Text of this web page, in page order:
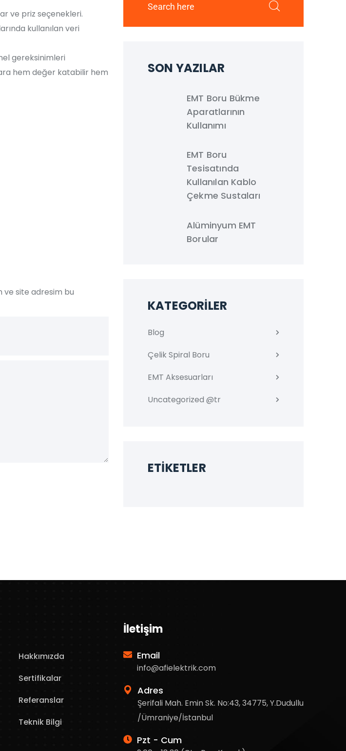
ve priz seçenekleri.
kullanılan veri
gereksinimleri
hem değer katabilir hem
ve site adresim bu
SON YAZILAR
EMT Boru Bükme
Aparatlarının
Kullanımı
EMT Boru
Tesisatında
Kullanılan Kablo
Çekme Sustaları
Alüminyum EMT
Borular
KATEGORILER
Blog
Çelik Spiral Boru
EMT Aksesuarları
Uncategorized @tr
ETIKETLER
Hakkımızda
Sertifikalar
Referanslar
Teknik Bilgi
İletişim
Email
info@afielektrik.com
Adres
Şerifali Mah. Emin Sk. No:43, 34775, Y.Dudullu
/Ümraniye/İstanbul
Pzt - Cum